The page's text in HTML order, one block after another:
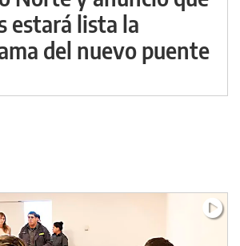
estará lista la
del nuevo puente